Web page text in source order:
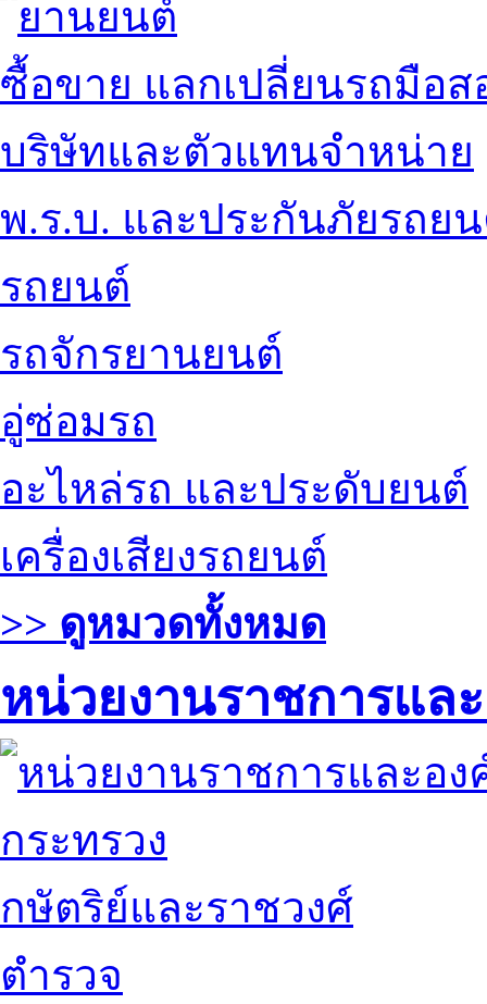
ซื้อขาย แลกเปลี่ยนรถมือส
บริษัทและตัวแทนจำหน่าย
พ.ร.บ. และประกันภัยรถย
รถยนต์
รถจักรยานยนต์
อู่ซ่อมรถ
อะไหล่รถ และประดับยนต์
เครื่องเสียงรถยนต์
>> ดูหมวดทั้งหมด
หน่วยงานราชการแล
กระทรวง
กษัตริย์และราชวงศ์
ตำรวจ